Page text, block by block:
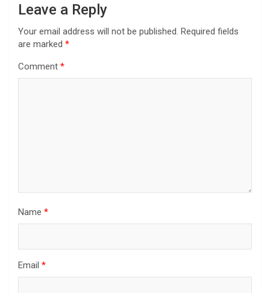
Leave a Reply
Your email address will not be published. Required fields
are marked *
Comment *
Name *
Email *